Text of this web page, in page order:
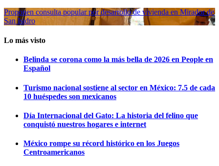
Proponen consulta popular por desarrollo de vivienda en Mirador de
San Isidro
Lo más visto
Belinda se corona como la más bella de 2026 en People en
Español
Turismo nacional sostiene al sector en México: 7.5 de cada
10 huéspedes son mexicanos
Día Internacional del Gato: La historia del felino que
conquistó nuestros hogares e internet
México rompe su récord histórico en los Juegos
Centroamericanos